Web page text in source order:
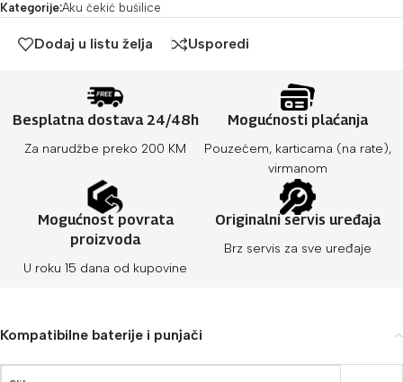
Kategorije:Aku čekić bušilice
Dodaj u listu želja Usporedi
Besplatna dostava 24/48h
Za narudžbe preko 200 KM
Mogućnosti plaćanja
Pouzećem, karticama (na rate),
virmanom
Mogućnost povrata
proizvoda
U roku 15 dana od kupovine
Originalni servis uređaja
Brz servis za sve uređaje
Kompatibilne baterije i punjači